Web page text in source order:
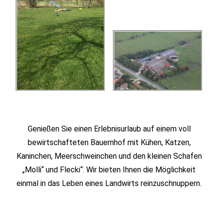
Genießen Sie einen Erlebnisurlaub auf einem voll
bewirtschafteten Bauernhof mit Kühen, Katzen,
Kaninchen, Meerschweinchen und den kleinen Schafen
„Molli“ und Flecki“. Wir bieten Ihnen die Möglichkeit
einmal in das Leben eines Landwirts reinzuschnuppern.